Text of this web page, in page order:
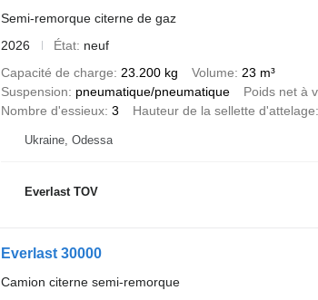
Semi-remorque citerne de gaz
2026
État neuf
Capacité de charge
23.200 kg Volume
23 m³
Suspension
pneumatique/pneumatique Poids net à
Nombre d'essieux 3 Hauteur de la sellette d'attelage
Ukraine, Odessa
Everlast TOV
Everlast 30000
Camion citerne semi-remorque